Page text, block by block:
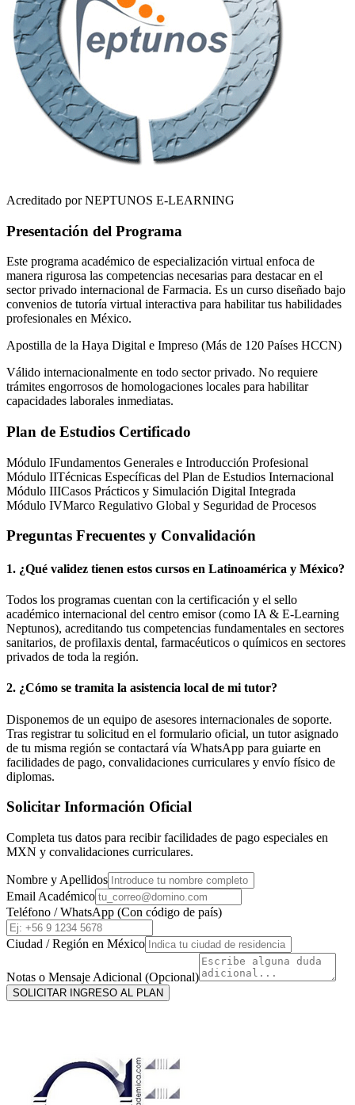
Acreditado por NEPTUNOS E-LEARNING
Presentación del Programa
Este programa académico de especialización virtual enfoca de
manera rigurosa las competencias necesarias para destacar en el
sector privado internacional de Farmacia. Es un curso diseñado bajo
convenios de tutoría virtual interactiva para habilitar tus habilidades
profesionales en México.
Apostilla de la Haya Digital e Impreso (Más de 120 Países HCCN)
Válido internacionalmente en todo sector privado. No requiere
trámites engorrosos de homologaciones locales para habilitar
capacidades laborales inmediatas.
Plan de Estudios Certificado
Módulo IFundamentos Generales e Introducción Profesional
Módulo IITécnicas Específicas del Plan de Estudios Internacional
Módulo IIICasos Prácticos y Simulación Digital Integrada
Módulo IVMarco Regulativo Global y Seguridad de Procesos
Preguntas Frecuentes y Convalidación
1. ¿Qué validez tienen estos cursos en Latinoamérica y México?
Todos los programas cuentan con la certificación y el sello
académico internacional del centro emisor (como IA & E-Learning
Neptunos), acreditando tus competencias fundamentales en sectores
sanitarios, de profilaxis dental, farmacéuticos o químicos en sectores
privados de toda la región.
2. ¿Cómo se tramita la asistencia local de mi tutor?
Disponemos de un equipo de asesores internacionales de soporte.
Tras registrar tu solicitud en el formulario oficial, un tutor asignado
de tu misma región se contactará vía WhatsApp para guiarte en
facilidades de pago, convalidaciones curriculares y envío físico de
diplomas.
Solicitar Información Oficial
Completa tus datos para recibir facilidades de pago especiales en
MXN y convalidaciones curriculares.
Nombre y Apellidos
Email Académico
Teléfono / WhatsApp (Con código de país)
Ciudad / Región en México
Notas o Mensaje Adicional (Opcional)
SOLICITAR INGRESO AL PLAN